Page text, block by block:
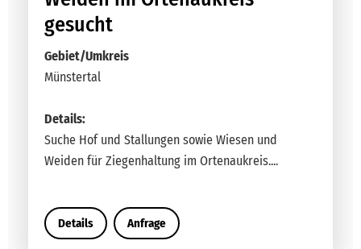
Passende Rubrik wählen.
Schritt 2:
Informationen so genau und ausführlich wie
Schritt 3:
Wenn Sie Hilfe brauchen: anrufen.
Jetzt einreichen